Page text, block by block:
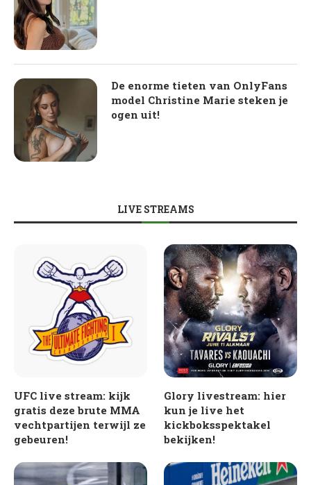
De enorme tieten van OnlyFans
model Christine Marie steken je
ogen uit!
LIVE STREAMS
UFC live stream: kijk
gratis deze brute MMA
vechtpartijen terwijl ze
gebeuren!
Glory livestream: hier
kun je live het
kickboksspektakel
bekijken!